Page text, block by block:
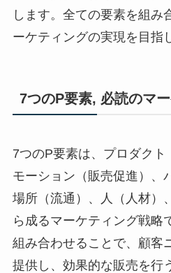
します。全ての要素を組み
ーケティングの実現を目指
7つのP要素, 必読のマ
7つのP要素は、プロダクト
モーション（販売促進）、
場所（流通）、人（人材）
ら成るマーケティング戦略
組み合わせることで、顧客
提供し、効果的な販売を行